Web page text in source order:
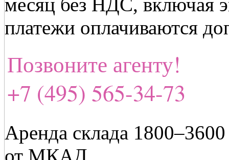
месяц без НДС, включая
платежи оплачиваются
Позвоните агенту!
+7 (495) 565-34-73
Аренда склада